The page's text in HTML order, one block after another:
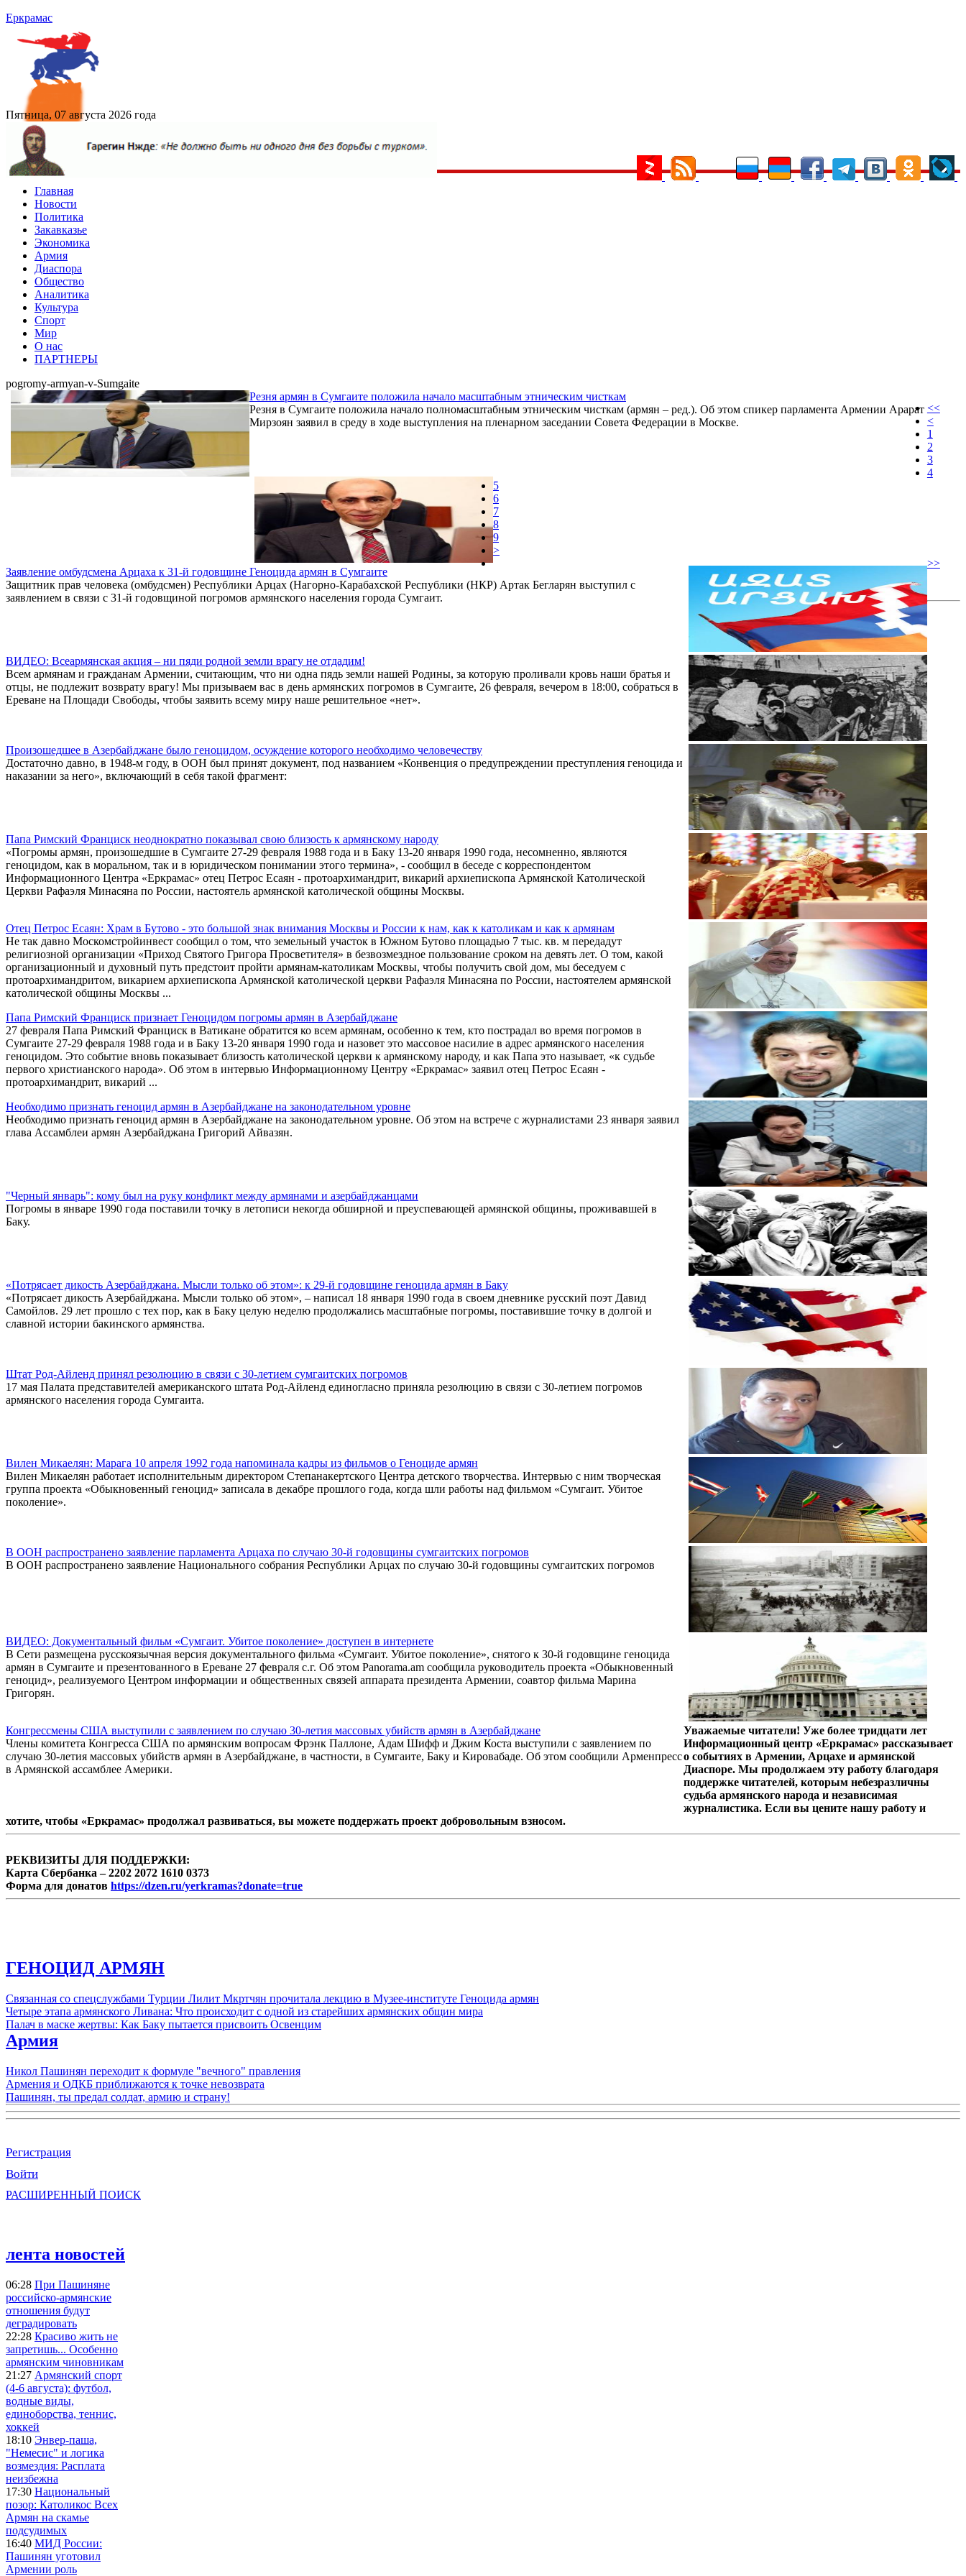
Еркрамас
Пятница, 07 августа 2026 года
Главная
Новости
Политика
Закавказье
Экономика
Армия
Диаспора
Общество
Аналитика
Культура
Спорт
Мир
О нас
ПАРТНЕРЫ
pogromy-armyan-v-Sumgaite
Резня армян в Сумгаите положила начало масштабным этническим чисткам
Резня в Сумгаите положила начало полномасштабным этническим чисткам (армян – ред.). Об этом спикер парламента Армении Арарат
Мирзоян заявил в среду в ходе выступления на пленарном заседании Совета Федерации в Москве.
Заявление омбудсмена Арцаха к 31-й годовщине Геноцида армян в Сумгаите
Защитник прав человека (омбудсмен) Республики Арцах (Нагорно-Карабахской Республики (НКР) Артак Бегларян выступил с
заявлением в связи с 31-й годовщиной погромов армянского населения города Сумгаит.
ВИДЕО: Всеармянская акция – ни пяди родной земли врагу не отдадим!
Всем армянам и гражданам Армении, считающим, что ни одна пядь земли нашей Родины, за которую проливали кровь наши братья и
отцы, не подлежит возврату врагу! Мы призываем вас в день армянских погромов в Сумгаите, 26 февраля, вечером в 18:00, собраться в
Ереване на Площади Свободы, чтобы заявить всему миру наше решительное «нет».
Произошедшее в Азербайджане было геноцидом, осуждение которого необходимо человечеству
Достаточно давно, в 1948-м году, в ООН был принят документ, под названием «Конвенция о предупреждении преступления геноцида и
наказании за него», включающий в себя такой фрагмент:
Папа Римский Франциск неоднократно показывал свою близость к армянскому народу
«Погромы армян, произошедшие в Сумгаите 27-29 февраля 1988 года и в Баку 13-20 января 1990 года, несомненно, являются
геноцидом, как в моральном, так и в юридическом понимании этого термина», - сообщил в беседе с корреспондентом
Информационного Центра «Еркрамас» отец Петрос Есаян - протоархимандрит, викарий архиепископа Армянской Католической
Церкви Рафаэля Минасяна по России, настоятель армянской католической общины Москвы.
Отец Петрос Есаян: Храм в Бутово - это большой знак внимания Москвы и России к нам, как к католикам и как к армянам
Не так давно Москомстройинвест сообщил о том, что земельный участок в Южном Бутово площадью 7 тыс. кв. м передадут
религиозной организации «Приход Святого Григора Просветителя» в безвозмездное пользование сроком на девять лет. О том, какой
организационный и духовный путь предстоит пройти армянам-католикам Москвы, чтобы получить свой дом, мы беседуем с
протоархимандритом, викарием архиепископа Армянской католической церкви Рафаэля Минасяна по России, настоятелем армянской
католической общины Москвы ...
Папа Римский Франциск признает Геноцидом погромы армян в Азербайджане
27 февраля Папа Римский Франциск в Ватикане обратится ко всем армянам, особенно к тем, кто пострадал во время погромов в
Сумгаите 27-29 февраля 1988 года и в Баку 13-20 января 1990 года и назовет это массовое насилие в адрес армянского населения
геноцидом. Это событие вновь показывает близость католической церкви к армянскому народу, и как Папа это называет, «к судьбе
первого христианского народа». Об этом в интервью Информационному Центру «Еркрамас» заявил отец Петрос Есаян -
протоархимандрит, викарий ...
Необходимо признать геноцид армян в Азербайджане на законодательном уровне
Необходимо признать геноцид армян в Азербайджане на законодательном уровне. Об этом на встрече с журналистами 23 января заявил
глава Ассамблеи армян Азербайджана Григорий Айвазян.
"Черный январь": кому был на руку конфликт между армянами и азербайджанцами
Погромы в январе 1990 года поставили точку в летописи некогда обширной и преуспевающей армянской общины, проживавшей в
Баку.
«Потрясает дикость Азербайджана. Мысли только об этом»: к 29-й годовщине геноцида армян в Баку
«Потрясает дикость Азербайджана. Мысли только об этом», – написал 18 января 1990 года в своем дневнике русский поэт Давид
Самойлов. 29 лет прошло с тех пор, как в Баку целую неделю продолжались масштабные погромы, поставившие точку в долгой и
славной истории бакинского армянства.
Штат Род-Айленд принял резолюцию в связи с 30-летием сумгаитских погромов
17 мая Палата представителей американского штата Род-Айленд единогласно приняла резолюцию в связи с 30-летием погромов
армянского населения города Сумгаита.
Вилен Микаелян: Марага 10 апреля 1992 года напоминала кадры из фильмов о Геноциде армян
Вилен Микаелян работает исполнительным директором Степанакертского Центра детского творчества. Интервью с ним творческая
группа проекта «Обыкновенный геноцид» записала в декабре прошлого года, когда шли работы над фильмом «Сумгаит. Убитое
поколение».
В ООН распространено заявление парламента Арцаха по случаю 30-й годовщины сумгаитских погромов
В ООН распространено заявление Национального собрания Республики Арцах по случаю 30-й годовщины сумгаитских погромов
ВИДЕО: Документальный фильм «Сумгаит. Убитое поколение» доступен в интернете
В Сети размещена русскоязычная версия документального фильма «Сумгаит. Убитое поколение», снятого к 30-й годовщине геноцида
армян в Сумгаите и презентованного в Ереване 27 февраля с.г. Об этом Panorama.am сообщила руководитель проекта «Обыкновенный
геноцид», реализуемого Центром информации и общественных связей аппарата президента Армении, соавтор фильма Марина
Григорян.
Конгрессмены США выступили с заявлением по случаю 30-летия массовых убийств армян в Азербайджане
Члены комитета Конгресса США по армянским вопросам Фрэнк Паллоне, Адам Шифф и Джим Коста выступили с заявлением по
случаю 30-летия массовых убийств армян в Азербайджане, в частности, в Сумгаите, Баку и Кировабаде. Об этом сообщили Арменпресс
в Армянской ассамблее Америки.
<<
<
1
2
3
4
5
6
7
8
9
>
>>
Уважаемые читатели! Уже более тридцати лет
Информационный центр «Еркрамас» рассказывает
о событиях в Армении, Арцахе и армянской
Диаспоре. Мы продолжаем эту работу благодаря
поддержке читателей, которым небезразличны
судьба армянского народа и независимая
журналистика. Если вы цените нашу работу и
хотите, чтобы «Еркрамас» продолжал развиваться, вы можете поддержать проект добровольным взносом.
РЕКВИЗИТЫ ДЛЯ ПОДДЕРЖКИ:
Карта Сбербанка – 2202 2072 1610 0373
Форма для донатов https://dzen.ru/yerkramas?donate=true
ГЕНОЦИД АРМЯН
Связанная со спецслужбами Турции Лилит Мкртчян прочитала лекцию в Музее-институте Геноцида армян
Четыре этапа армянского Ливана: Что происходит с одной из старейших армянских общин мира
Палач в маске жертвы: Как Баку пытается присвоить Освенцим
Армия
Никол Пашинян переходит к формуле "вечного" правления
Армения и ОДКБ приближаются к точке невозврата
Пашинян, ты предал солдат, армию и страну!
Регистрация
Войти
РАСШИРЕННЫЙ ПОИСК
лента новостей
06:28 При Пашиняне
российско-армянские
отношения будут
деградировать
22:28 Красиво жить не
запретишь... Особенно
армянским чиновникам
21:27 Армянский спорт
(4-6 августа): футбол,
водные виды,
единоборства, теннис,
хоккей
18:10 Энвер-паша,
"Немесис" и логика
возмездия: Расплата
неизбежна
17:30 Национальный
позор: Католикос Всех
Армян на скамье
подсудимых
16:40 МИД России:
Пашинян уготовил
Армении роль